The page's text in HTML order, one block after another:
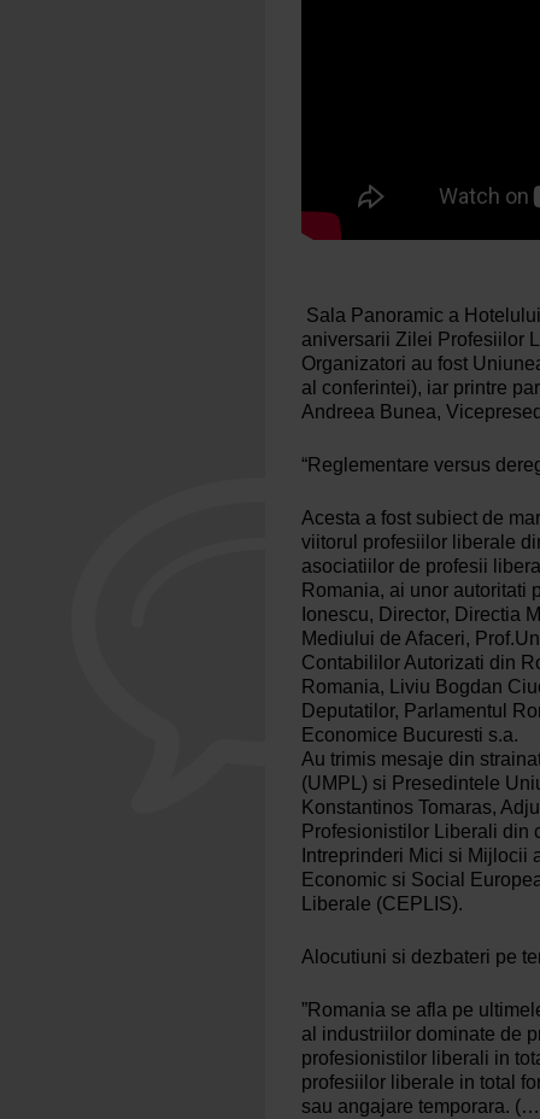
Sala Panoramic a
aniversarii Zilei Profesiilor
Organizatori au fost
al conferintei), iar printre
Andreea Bunea,
“Reglementare versus
Acesta a fost subiect de
viitorul profesiilor liberale
asociatiilor de profesii
Romania, ai unor autoritati
Ionescu, Director, Directia
Mediului de Afaceri,
Contabililor Autorizati din
Romania, Liviu Bogdan
Deputatilor, Parlamentul
Economice Bucuresti s.a.
Au trimis mesaje din
(UMPL) si Presedintele
Konstantinos Tomaras,
Profesionistilor Liberali din
Intreprinderi Mici si Mijlocii
Economic si Social
Liberale (CEPLIS).
Alocutiuni si dezbateri pe
”Romania se afla pe
al industriilor dominate de
profesionistilor liberali in
profesiilor liberale in total
sau angajare temporara.